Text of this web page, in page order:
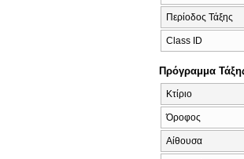
Περίοδος Τάξης
Class ID
Πρόγραμμα
Κτίριο
Όροφος
Αίθουσα